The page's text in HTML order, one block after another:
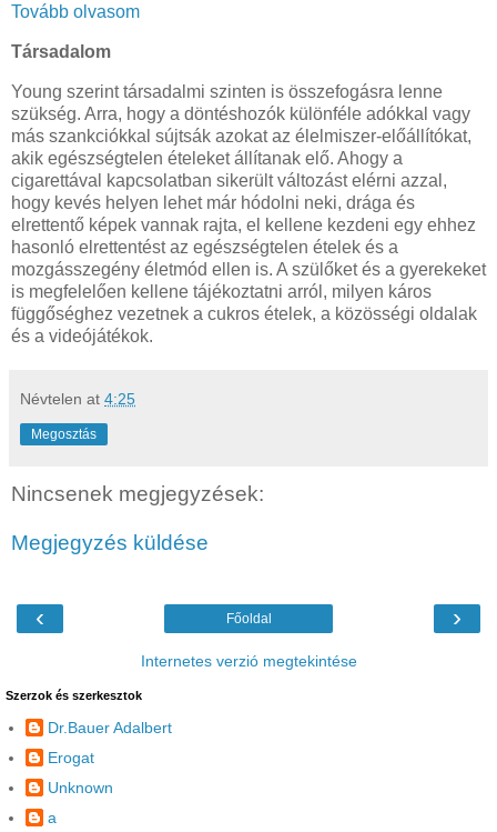
Tovább olvasom
Társadalom
Young szerint társadalmi szinten is összefogásra lenne
szükség. Arra, hogy a döntéshozók különféle adókkal vagy
más szankciókkal sújtsák azokat az élelmiszer-előállítókat,
akik egészségtelen ételeket állítanak elő. Ahogy a
cigarettával kapcsolatban sikerült változást elérni azzal,
hogy kevés helyen lehet már hódolni neki, drága és
elrettentő képek vannak rajta, el kellene kezdeni egy ehhez
hasonló elrettentést az egészségtelen ételek és a
mozgásszegény életmód ellen is. A szülőket és a gyerekeket
is megfelelően kellene tájékoztatni arról, milyen káros
függőséghez vezetnek a cukros ételek, a közösségi oldalak
és a videójátékok.
Névtelen at 4:25
Megosztás
Nincsenek megjegyzések:
Megjegyzés küldése
‹ ›
Főoldal
Internetes verzió megtekintése
Szerzok és szerkesztok
Dr.Bauer Adalbert
Erogat
Unknown
a